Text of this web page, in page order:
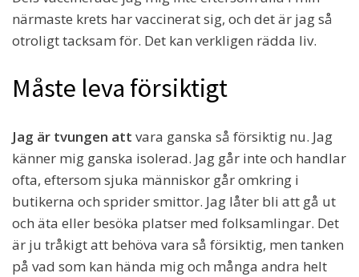
närmaste krets har vaccinerat sig, och det är jag så
otroligt tacksam för. Det kan verkligen rädda liv.
Måste leva försiktigt
Jag är tvungen att vara ganska så försiktig nu. Jag
känner mig ganska isolerad. Jag går inte och handlar
ofta, eftersom sjuka människor går omkring i
butikerna och sprider smittor. Jag låter bli att gå ut
och äta eller besöka platser med folksamlingar. Det
är ju tråkigt att behöva vara så försiktig, men tanken
på vad som kan hända mig och många andra helt